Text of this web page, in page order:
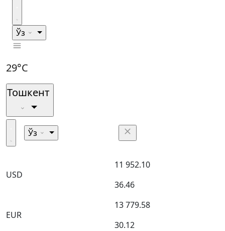
Ўз
29°C
Тошкент
Ўз
USD
11 952.10
36.46
EUR
13 779.58
30.12